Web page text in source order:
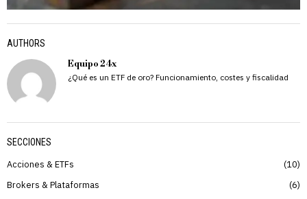
AUTHORS
Equipo 24x
¿Qué es un ETF de oro? Funcionamiento, costes y fiscalidad
SECCIONES
Acciones & ETFs
10
Brokers & Plataformas
6